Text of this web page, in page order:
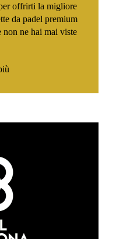
offrirti la migliore
da padel premium
non ne hai mai viste